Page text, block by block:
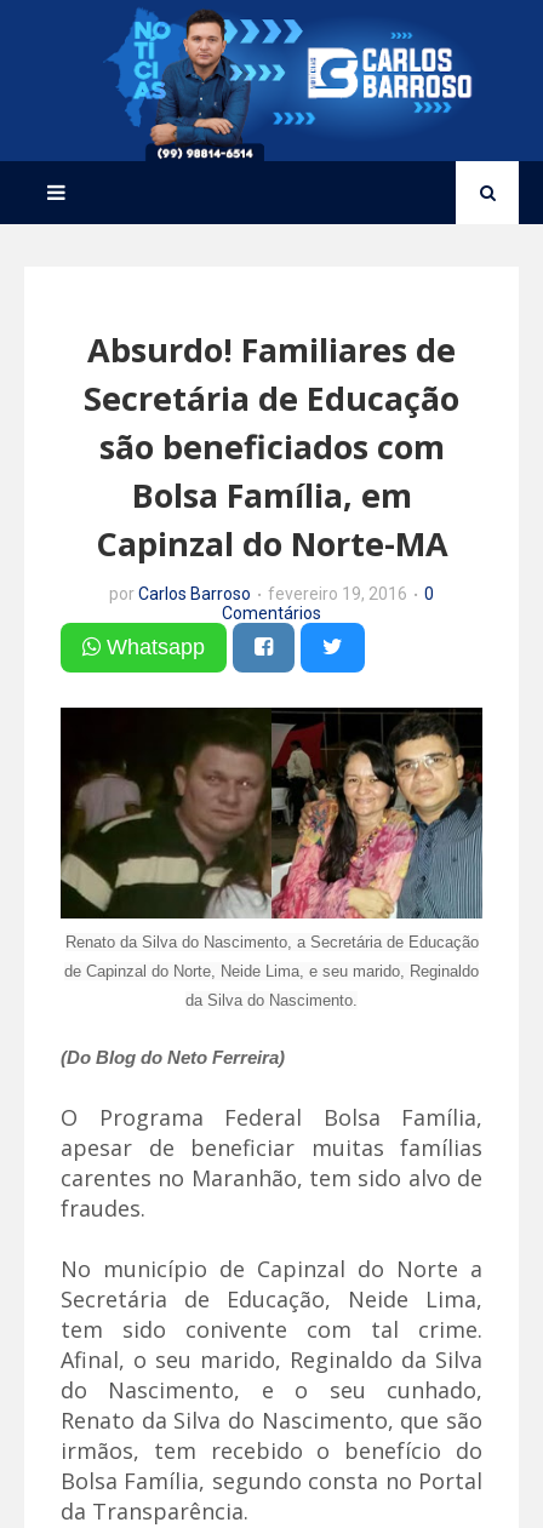
Absurdo! Familiares de
Secretária de Educação
são beneficiados com
Bolsa Família, em
Capinzal do Norte-MA
porCarlos Barroso fevereiro 19, 2016
0
Comentários
Whatsapp
Renato da Silva do Nascimento, a Secretária de Educação
de Capinzal do Norte, Neide Lima, e seu marido, Reginaldo
da Silva do Nascimento.
(Do Blog do Neto Ferreira)
O Programa Federal Bolsa Família,
apesar de beneficiar muitas famílias
carentes no Maranhão, tem sido alvo de
fraudes.
No município de Capinzal do Norte a
Secretária de Educação, Neide Lima,
tem sido conivente com tal crime.
Afinal, o seu marido, Reginaldo da Silva
do Nascimento, e o seu cunhado,
Renato da Silva do Nascimento, que são
irmãos, tem recebido o benefício do
Bolsa Família, segundo consta no Portal
da Transparência.